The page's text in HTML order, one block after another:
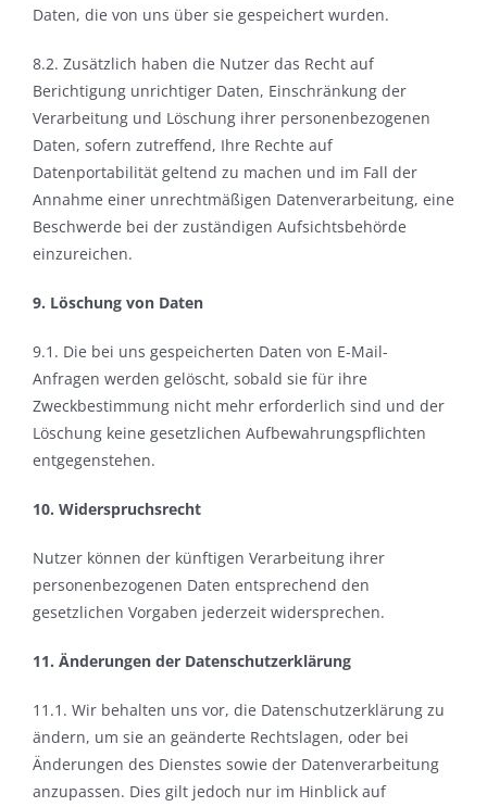
Daten, die von uns über sie gespeichert wurden.
8.2. Zusätzlich haben die Nutzer das Recht auf
Berichtigung unrichtiger Daten, Einschränkung der
Verarbeitung und Löschung ihrer personenbezogenen
Daten, sofern zutreffend, Ihre Rechte auf
Datenportabilität geltend zu machen und im Fall der
Annahme einer unrechtmäßigen Datenverarbeitung, eine
Beschwerde bei der zuständigen Aufsichtsbehörde
einzureichen.
9. Löschung von Daten
9.1. Die bei uns gespeicherten Daten von E-Mail-
Anfragen werden gelöscht, sobald sie für ihre
Zweckbestimmung nicht mehr erforderlich sind und der
Löschung keine gesetzlichen Aufbewahrungspflichten
entgegenstehen.
10. Widerspruchsrecht
Nutzer können der künftigen Verarbeitung ihrer
personenbezogenen Daten entsprechend den
gesetzlichen Vorgaben jederzeit widersprechen.
11. Änderungen der Datenschutzerklärung
11.1. Wir behalten uns vor, die Datenschutzerklärung zu
ändern, um sie an geänderte Rechtslagen, oder bei
Änderungen des Dienstes sowie der Datenverarbeitung
anzupassen. Dies gilt jedoch nur im Hinblick auf